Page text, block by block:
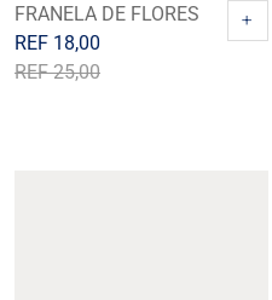
FRANELA DE FLORES
REF25,00
REF 18,00
+